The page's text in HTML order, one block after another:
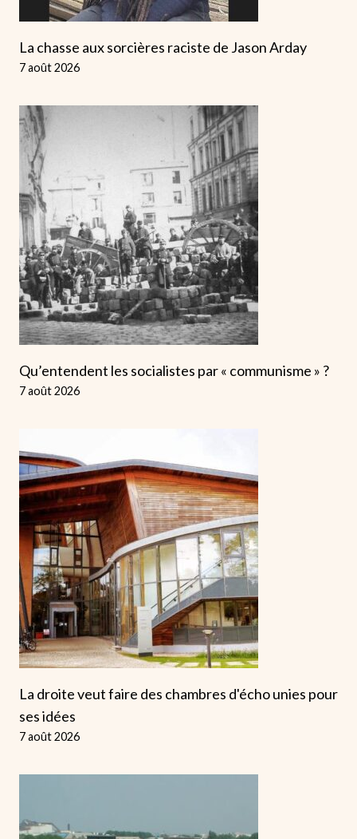
La chasse aux sorcières raciste de Jason Arday
7 août 2026
Qu’entendent les socialistes par « communisme » ?
7 août 2026
La droite veut faire des chambres d'écho unies pour
ses idées
7 août 2026